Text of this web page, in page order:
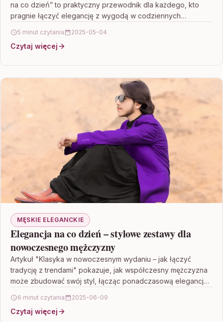
na co dzień” to praktyczny przewodnik dla każdego, kto
pragnie łączyć elegancję z wygodą w codziennych
5 minut czytania 2025-05-04
Czytaj więcej
MĘSKIE ELEGANCKIE
Elegancja na co dzień – stylowe zestawy dla
nowoczesnego mężczyzny
Artykuł "Klasyka w nowoczesnym wydaniu – jak łączyć
tradycję z trendami" pokazuje, jak współczesny mężczyzna
może zbudować swój styl, łącząc ponadczasową elegancję
6 minut czytania 2025-06-09
Czytaj więcej